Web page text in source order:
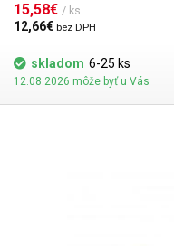
15,58€ / ks
12,66€ bez DPH
skladom 6-25 ks
12.08.2026 môže byť u Vás